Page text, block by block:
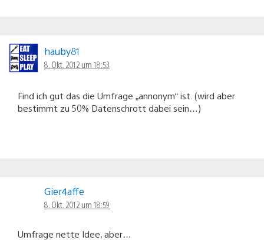
hauby81
8. Okt. 2012 um 18:53
Find ich gut das die Umfrage „annonym“ ist. (wird aber
bestimmt zu 50% Datenschrott dabei sein…)
Gier4affe
8. Okt. 2012 um 18:59
Umfrage nette Idee, aber…